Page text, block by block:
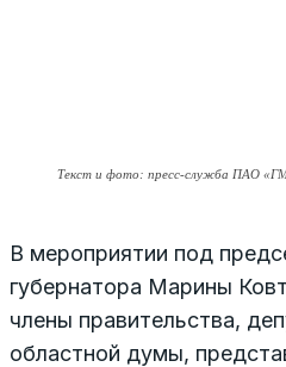
Текст и фото: пресс-служба ПАО
В мероприятии под
губернатора Марины
члены правительства,
областной думы,